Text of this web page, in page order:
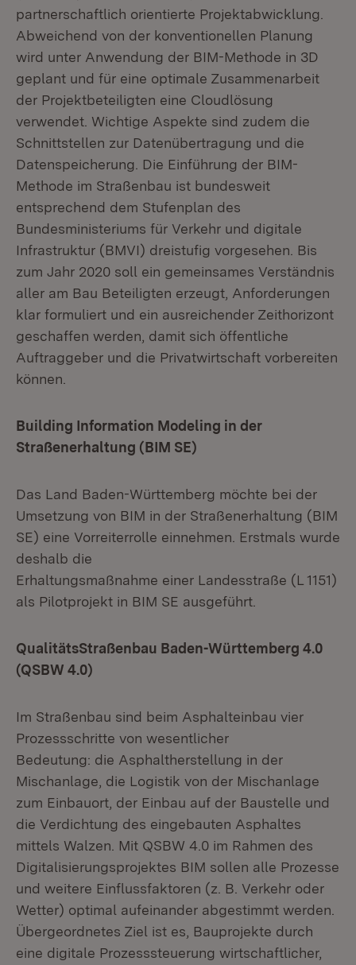
partnerschaftlich orientierte Projektabwicklung.
Abweichend von der konventionellen Planung
wird unter Anwendung der BIM-Methode in 3D
geplant und für eine optimale Zusammenarbeit
der Projektbeteiligten eine Cloudlösung
verwendet. Wichtige Aspekte sind zudem die
Schnittstellen zur Datenübertragung und die
Datenspeicherung. Die Einführung der BIM-
Methode im Straßenbau ist bundesweit
entsprechend dem Stufenplan des
Bundesministeriums für Verkehr und digitale
Infrastruktur (BMVI) dreistufig vorgesehen. Bis
zum Jahr 2020 soll ein gemeinsames Verständnis
aller am Bau Beteiligten erzeugt, Anforderungen
klar formuliert und ein ausreichender Zeithorizont
geschaffen werden, damit sich öffentliche
Auftraggeber und die Privatwirtschaft vorbereiten
können.
Building Information Modeling in der
Straßenerhaltung (BIM SE)
Das Land Baden-Württemberg möchte bei der
Umsetzung von BIM in der Straßenerhaltung (BIM
SE) eine Vorreiterrolle einnehmen. Erstmals wurde
deshalb die
Erhaltungsmaßnahme einer Landesstraße (L 1151)
als Pilotprojekt in BIM SE ausgeführt.
QualitätsStraßenbau Baden-Württemberg 4.0
(QSBW 4.0)
Im Straßenbau sind beim Asphalteinbau vier
Prozessschritte von wesentlicher
Bedeutung: die Asphaltherstellung in der
Mischanlage, die Logistik von der Mischanlage
zum Einbauort, der Einbau auf der Baustelle und
die Verdichtung des eingebauten Asphaltes
mittels Walzen. Mit QSBW 4.0 im Rahmen des
Digitalisierungsprojektes BIM sollen alle Prozesse
und weitere Einflussfaktoren (z. B. Verkehr oder
Wetter) optimal aufeinander abgestimmt werden.
Übergeordnetes Ziel ist es, Bauprojekte durch
eine digitale Prozesssteuerung wirtschaftlicher,